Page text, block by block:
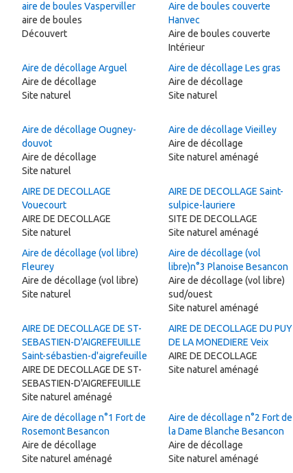
aire de boules Vasperviller
aire de boules
Découvert
Aire de boules couverte
Hanvec
Aire de boules couverte
Intérieur
Aire de décollage Arguel
Aire de décollage
Site naturel
Aire de décollage Les gras
Aire de décollage
Site naturel
Aire de décollage Ougney-
douvot
Aire de décollage
Site naturel
Aire de décollage Vieilley
Aire de décollage
Site naturel aménagé
AIRE DE DECOLLAGE
Vouecourt
AIRE DE DECOLLAGE
Site naturel
AIRE DE DECOLLAGE Saint-
sulpice-lauriere
SITE DE DECOLLAGE
Site naturel aménagé
Aire de décollage (vol libre)
Fleurey
Aire de décollage (vol libre)
Site naturel
Aire de décollage (vol
libre)n°3 Planoise Besancon
Aire de décollage (vol libre)
sud/ouest
Site naturel aménagé
AIRE DE DECOLLAGE DE ST-
SEBASTIEN-D'AIGREFEUILLE
Saint-sébastien-d'aigrefeuille
AIRE DE DECOLLAGE DE ST-
SEBASTIEN-D'AIGREFEUILLE
Site naturel aménagé
AIRE DE DECOLLAGE DU PUY
DE LA MONEDIERE Veix
AIRE DE DECOLLAGE
Site naturel aménagé
Aire de décollage n°1 Fort de
Rosemont Besancon
Aire de décollage
Site naturel aménagé
Aire de décollage n°2 Fort de
la Dame Blanche Besancon
Aire de décollage
Site naturel aménagé